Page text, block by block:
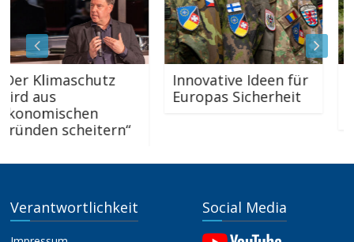
Klimaschutz
aus
scheitern“
Innovative Ideen für
Europas Sicherheit
Verantwortlichkeit Social Media